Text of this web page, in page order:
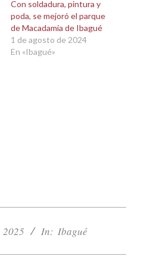
Con soldadura, pintura y
poda, se mejoró el parque
de Macadamia de Ibagué
1 de agosto de 2024
En «Ibagué»
2025 In: Ibagué